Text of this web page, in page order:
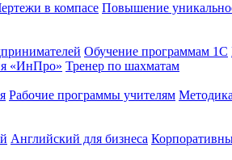
в компасе Повышение
Обучение программам 1С
«ИнПро» Тренер по шахматам
Рабочие программы учителям
Английский для бизнеса